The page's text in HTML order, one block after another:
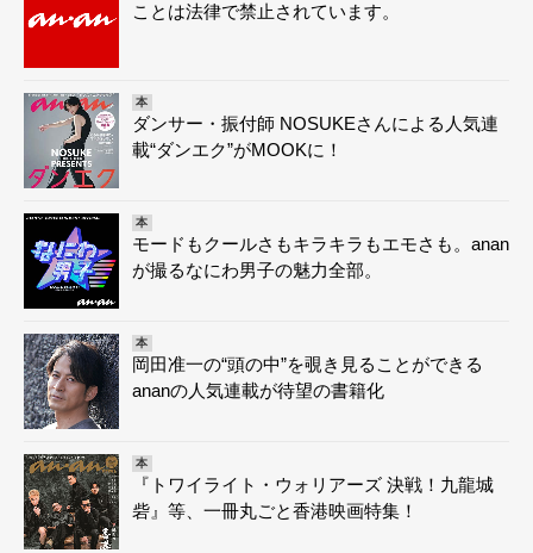
ことは法律で禁止されています。
本
ダンサー・振付師 NOSUKEさんによる人気連
載“ダンエク”がMOOKに！
本
モードもクールさもキラキラもエモさも。anan
が撮るなにわ男子の魅力全部。
本
岡田准一の“頭の中”を覗き見ることができる
ananの人気連載が待望の書籍化
本
『トワイライト・ウォリアーズ 決戦！九龍城
砦』等、一冊丸ごと香港映画特集！